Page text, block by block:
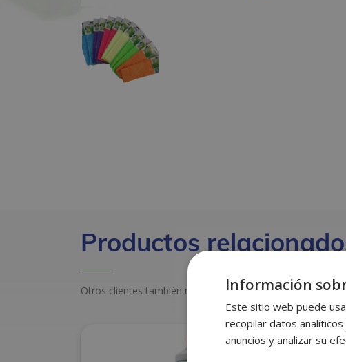
Productos
Otros clientes también miraron estos productos
Información
Este sitio web puede
recopilar datos
anuncios y analizar su